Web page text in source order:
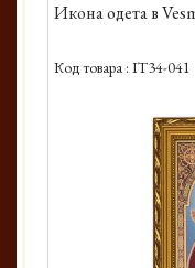
Икона одета в
Код товара : IT34-041